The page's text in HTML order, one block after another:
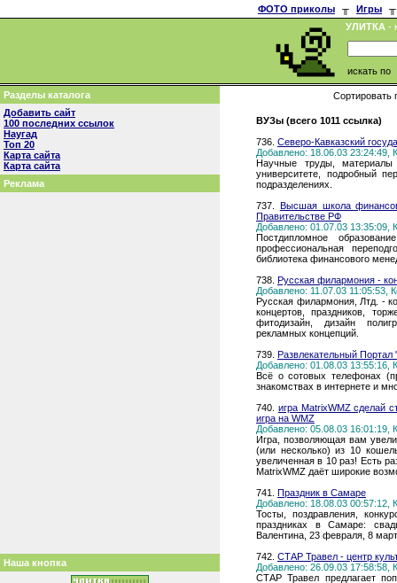
ФОТО приколы ╥ Игры
╥
УЛИТКА -
искать по
Разделы каталога
Добавить сайт
100 последних ссылок
Наугад
Топ 20
Карта сайта
Карта сайта
Реклама
Наша кнопка
Сортировать
ВУЗы (всего 1011 ссылка)
736. Северо-Кавказский
Добавлено: 18.06.03 23:24:49,
Научные труды,
университете, подробный
подразделениях.
737. Высшая школа
Правительстве РФ
Добавлено: 01.07.03 13:35:09,
Постдипломное
профессиональная
библиотека финансового
738. Русская филармония -
Добавлено: 11.07.03 11:05:53,
Русская филармония, Лтд. -
концертов, праздников,
фитодизайн, дизайн
рекламных концепций.
739. Развлекательный Портал
Добавлено: 01.08.03 13:55:16,
Всё о сотовых телефонах
знакомствах в интернете и
740. игра MatrixWMZ сделай
игра на WMZ
Добавлено: 05.08.03 16:01:19,
Игра, позволяющая вам
(или несколько) из 10
увеличенная в 10 раз! Есть
MatrixWMZ даёт широкие
741. Праздник в Самаре
Добавлено: 18.08.03 00:57:12,
Тосты, поздравления,
праздниках в Самаре:
Валентина, 23 февраля, 8
742. СТАР Травел - центр
Добавлено: 26.09.03 17:58:58,
СТАР Травел предлагает